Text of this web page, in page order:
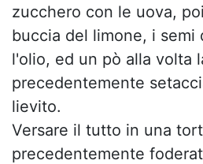
zucchero con le uova,
buccia del limone, i semi
l'olio, ed un pò alla volta
precedentemente
lievito.
Versare il tutto in una
precedentemente